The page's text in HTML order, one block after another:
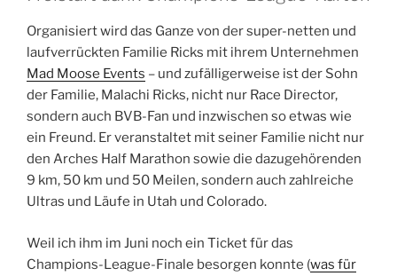
Organisiert wird das Ganze von der super-netten und
laufverrückten Familie Ricks mit ihrem Unternehmen
Mad Moose Events – und zufälligerweise ist der Sohn
der Familie, Malachi Ricks, nicht nur Race Director,
sondern auch BVB-Fan und inzwischen so etwas wie
ein Freund. Er veranstaltet mit seiner Familie nicht nur
den Arches Half Marathon sowie die dazugehörenden
9 km, 50 km und 50 Meilen, sondern auch zahlreiche
Ultras und Läufe in Utah und Colorado.
Weil ich ihm im Juni noch ein Ticket für das
Champions-League-Finale besorgen konnte (was für